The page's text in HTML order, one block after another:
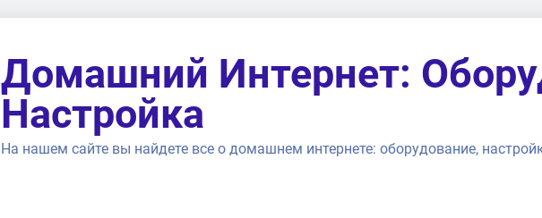
Домашний Интернет:
Настройка
На нашем сайте вы найдете все о домашнем интернете: оборудование,